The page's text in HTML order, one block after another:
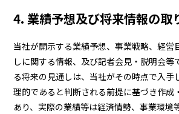
4. 業績予想及び将来情報の取
当社が開示する業績予想、事業戦略、経営
しに関する情報、及び記者会見・説明会等
る将来の見通しは、当社がその時点で入手
理的であると判断される前提に基づき作成
あり、実際の業績等は経済情勢、事業環境